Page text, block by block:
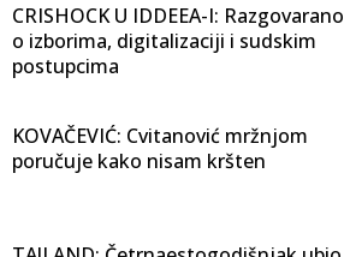
CRISHOCK U IDDEEA-I: Razgovarano
o izborima, digitalizaciji i sudskim
postupcima
KOVAČEVIĆ: Cvitanović mržnjom
poručuje kako nisam kršten